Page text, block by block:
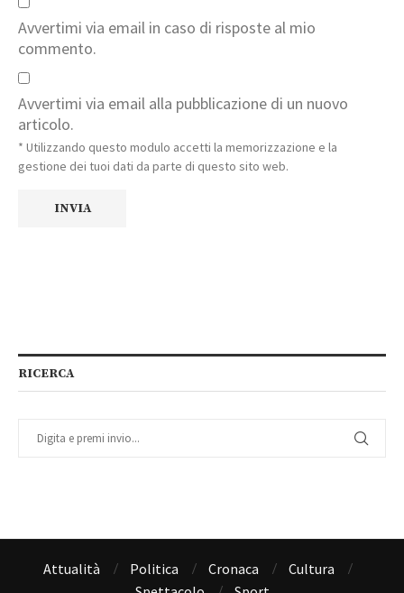
Avvertimi via email in caso di risposte al mio
commento.
Avvertimi via email alla pubblicazione di un nuovo
articolo.
* Utilizzando questo modulo accetti la memorizzazione e la
gestione dei tuoi dati da parte di questo sito web.
RICERCA
Attualità Politica Cronaca
Cultura